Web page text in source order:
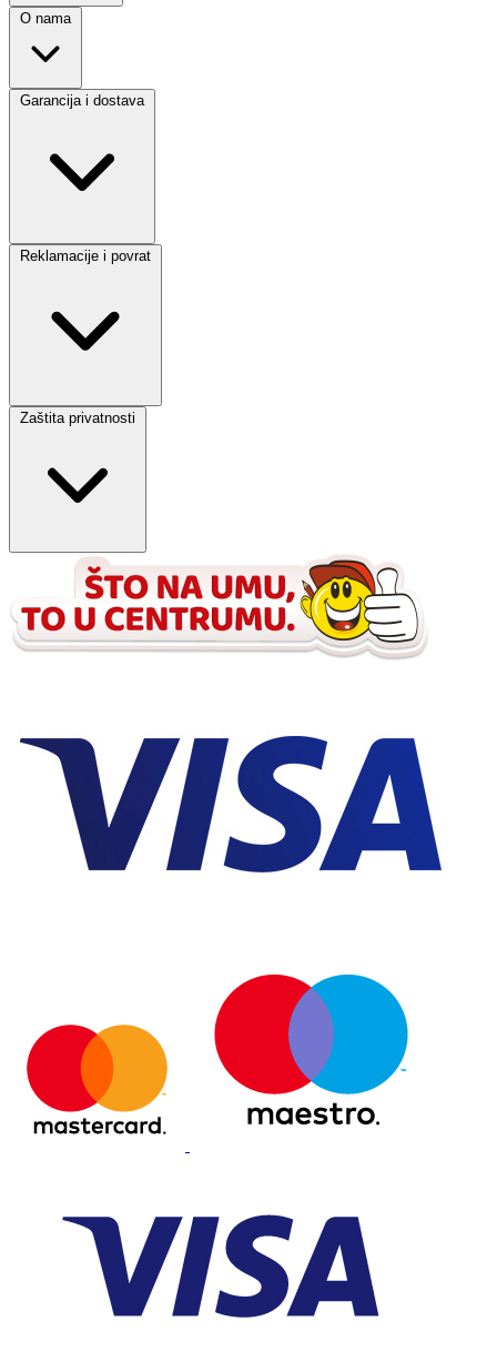
O nama
Garancija i dostava
Reklamacije i povrat
Zaštita privatnosti